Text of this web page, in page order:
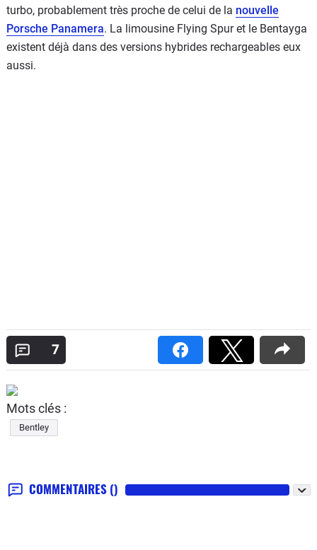
turbo, probablement très proche de celui de la nouvelle
Porsche Panamera. La limousine Flying Spur et le Bentayga
existent déjà dans des versions hybrides rechargeables eux
aussi.
7
Mots clés :
Bentley
COMMENTAIRES ()